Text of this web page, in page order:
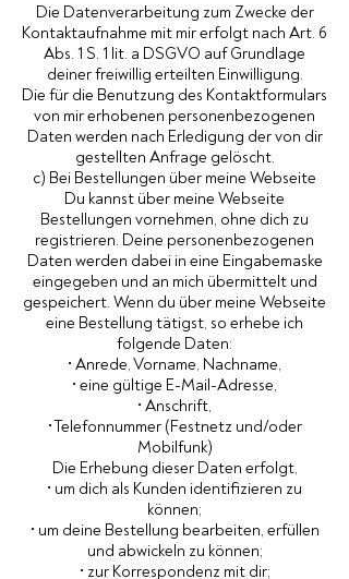
Die Datenverarbeitung zum Zwecke der
Kontaktaufnahme mit mir erfolgt nach Art. 6
Abs. 1 S. 1 lit. a DSGVO auf Grundlage
deiner freiwillig erteilten Einwilligung.
Die für die Benutzung des Kontaktformulars
von mir erhobenen personenbezogenen
Daten werden nach Erledigung der von dir
gestellten Anfrage gelöscht.
c) Bei Bestellungen über meine Webseite
Du kannst über meine Webseite
Bestellungen vornehmen, ohne dich zu
registrieren. Deine personenbezogenen
Daten werden dabei in eine Eingabemaske
eingegeben und an mich übermittelt und
gespeichert. Wenn du über meine Webseite
eine Bestellung tätigst, so erhebe ich
folgende Daten:
• Anrede, Vorname, Nachname,
• eine gültige E-Mail-Adresse,
• Anschrift,
• Telefonnummer (Festnetz und/oder
Mobilfunk)
Die Erhebung dieser Daten erfolgt,
• um dich als Kunden identifizieren zu
können;
• um deine Bestellung bearbeiten, erfüllen
und abwickeln zu können;
• zur Korrespondenz mit dir;